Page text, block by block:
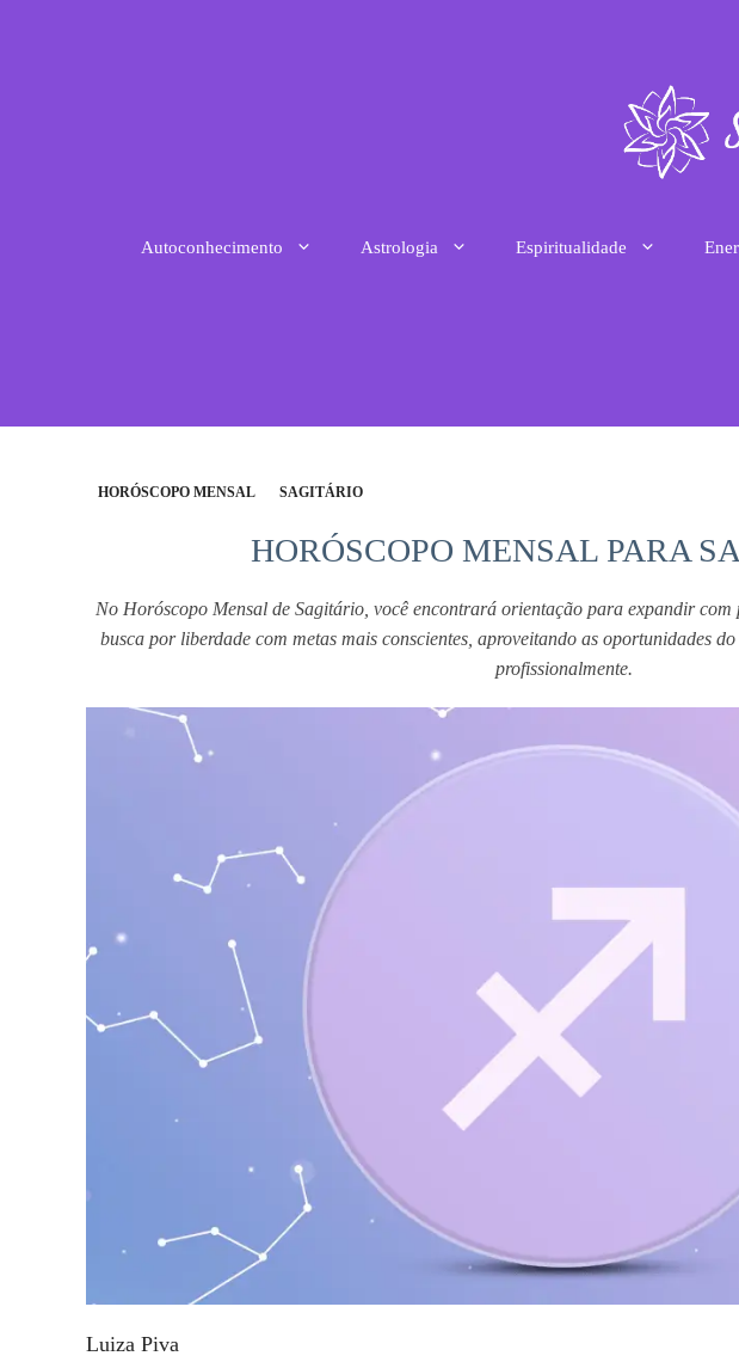
Autoconhecimento Astrologia Espiritualidade
HORÓSCOPO MENSAL SAGITÁRIO
HORÓSCOPO MENSAL PARA
No Horóscopo Mensal de Sagitário, você encontrará orientação para expandir
busca por liberdade com metas mais conscientes, aproveitando as oportunidades
profissionalmente.
Luiza Piva